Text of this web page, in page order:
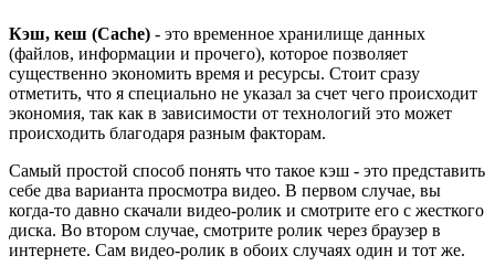
Кэш, кеш (Cache) - это временное хранилище данных
(файлов, информации и прочего), которое позволяет
существенно экономить время и ресурсы. Стоит сразу
отметить, что я специально не указал за счет чего происходит
экономия, так как в зависимости от технологий это может
происходить благодаря разным факторам.
Самый простой способ понять что такое кэш - это представить
себе два варианта просмотра видео. В первом случае, вы
когда-то давно скачали видео-ролик и смотрите его с жесткого
диска. Во втором случае, смотрите ролик через браузер в
интернете. Сам видео-ролик в обоих случаях один и тот же.